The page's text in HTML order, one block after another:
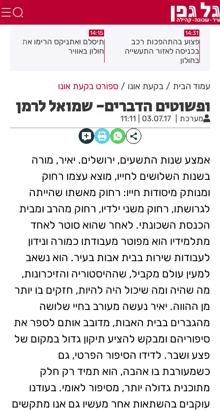
14:31
פצוע בהתהפכות רכב
בכניסה לאזור התעשייה
בחולון
14:15
תיסלם ואתניקס הרימו את
חולון באוויר
עמוד הבית בקעת אונו ספורט בקעת אונו
ופשוטים הדברים- שמואל לרמן
מערכת 03.07.17 | 11:11
אמצע שנות התשעים, ירושלים. יאיר, מורה
בשנות השלושים לחייו, מוצא עצמו רחוק
ומנותק מיסודות חייו: רחוק מאשתו שהייתה
לגרושתו, רחוק משני ילדיו, רחוק מהרב ומבית
הכנסת השכונתי. לאחר שהוא סוטר לאחד
מתלמידיו הוא מפוטר מעבודתו כמורה ונידון
לעבודות שירות בבית אבות בעיר. הוא נשאב
למעין עולם מקביל, שההיסטוריה והזיכרונות,
מה שהיה ומה שיכול היה להיות, חזקים בו יותר
מן ההווה. יאיר נעשה מעורב בחיי שלושה
מהגברים בבית האבות, מדובב אותם לספר את
סיפוריהם ומבקש להציע תיקון גדול במקום של
פצע ושבר. לדידו הסיפור הפרטי, גם
כשמעורבת בו אהבה, הוא תמיד רק חלק
מתוכנית גדולה יותר, מסיפור לאומי. בעודנו
עוקבים בהשתאות אחר מעשיו גם אנו מתקשים